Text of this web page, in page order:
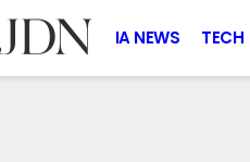
IA NEWS TECH